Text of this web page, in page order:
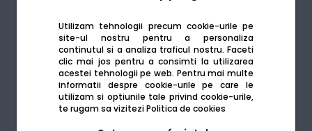
Utilizam tehnologii precum cookie-urile pe
site-ul nostru pentru a personaliza
continutul si a analiza traficul nostru. Faceti
clic mai jos pentru a consimti la utilizarea
acestei tehnologii pe web. Pentru mai multe
informatii despre cookie-urile pe care le
utilizam si optiunile tale privind cookie-urile,
te rugam sa viziteziPolitica de cookies
WX-103 Waste Toner Box
original Konica Minolta
de la:
WX-105 Waste Toner Box
original pentru Bizhub C227 /
C287 / C257i
de la: